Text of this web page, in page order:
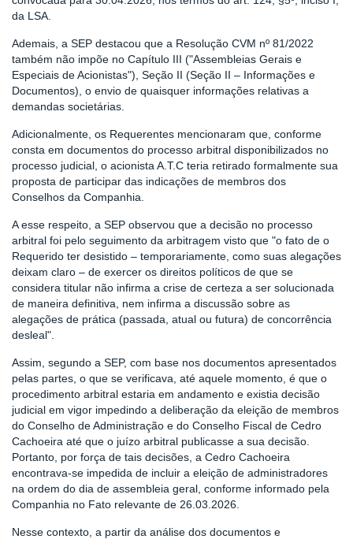
da LSA.
Ademais, a SEP destacou que a Resolução CVM nº 81/2022
também não impõe no Capítulo III ("Assembleias Gerais e
Especiais de Acionistas"), Seção II (Seção II – Informações e
Documentos), o envio de quaisquer informações relativas a
demandas societárias.
Adicionalmente, os Requerentes mencionaram que, conforme
consta em documentos do processo arbitral disponibilizados no
processo judicial, o acionista A.T.C teria retirado formalmente sua
proposta de participar das indicações de membros dos
Conselhos da Companhia.
A esse respeito, a SEP observou que a decisão no processo
arbitral foi pelo seguimento da arbitragem visto que "o fato de o
Requerido ter desistido – temporariamente, como suas alegações
deixam claro – de exercer os direitos políticos de que se
considera titular não infirma a crise de certeza a ser solucionada
de maneira definitiva, nem infirma a discussão sobre as
alegações de prática (passada, atual ou futura) de concorrência
desleal".
Assim, segundo a SEP, com base nos documentos apresentados
pelas partes, o que se verificava, até aquele momento, é que o
procedimento arbitral estaria em andamento e existia decisão
judicial em vigor impedindo a deliberação da eleição de membros
do Conselho de Administração e do Conselho Fiscal de Cedro
Cachoeira até que o juízo arbitral publicasse a sua decisão.
Portanto, por força de tais decisões, a Cedro Cachoeira
encontrava-se impedida de incluir a eleição de administradores
na ordem do dia de assembleia geral, conforme informado pela
Companhia no Fato relevante de 26.03.2026.
Nesse contexto, a partir da análise dos documentos e